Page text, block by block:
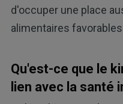
d'occuper une place
alimentaires
Qu'est-ce que le
lien avec la santé